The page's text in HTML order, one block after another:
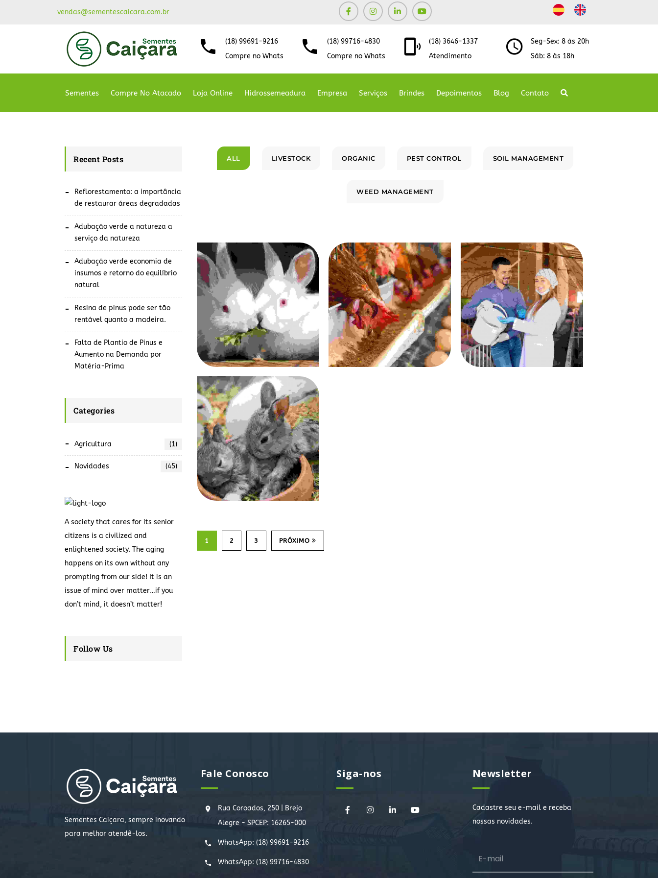
vendas@sementescaicara.com.br
(18) 99691-9216
Compre no Whats
(18) 99716-4830
Compre no Whats
(18) 3646-1337
Atendimento
Seg-Sex: 8 às 20h
Sáb: 8 às 18h
Sementes Compre No Atacado Loja Online Hidrossemeadura Empresa Serviços Brindes Depoimentos Blog Contato
Recent Posts
Reflorestamento: a importância
de restaurar áreas degradadas
Adubação verde a natureza a
serviço da natureza
Adubação verde economia de
insumos e retorno do equilíbrio
natural
Resina de pinus pode ser tão
rentável quanto a madeira.
Falta de Plantio de Pinus e
Aumento na Demanda por
Matéria-Prima
Categories
Agricultura (1)
Novidades (45)
A society that cares for its senior
citizens is a civilized and
enlightened society. The aging
happens on its own without any
prompting from our side! It is an
issue of mind over matter…if you
don’t mind, it doesn’t matter!
Follow Us
ALL LIVESTOCK ORGANIC PEST CONTROL SOIL MANAGEMENT
WEED MANAGEMENT
Cras tristique purus non lacus
Livestock
Duis fermentum felis
Organic
Quisque id maximus leo
Pest Control
Proin venenatis felis
Soil Management
1 2 3 PRÓXIMO
Sementes Caiçara, sempre inovando
para melhor atendê-los.
Fale Conosco
Rua Coroados, 250 | Brejo
Alegre - SPCEP: 16265-000
WhatsApp: (18) 99691-9216
WhatsApp: (18) 99716-4830
Siga-nos Newsletter
Cadastre seu e-mail e receba
nossas novidades.